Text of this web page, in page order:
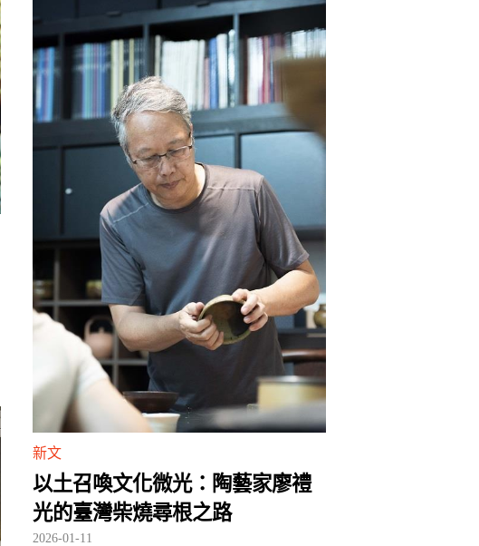
新文
以土召喚文化微光：陶藝家廖禮
光的臺灣柴燒尋根之路
2026-01-11